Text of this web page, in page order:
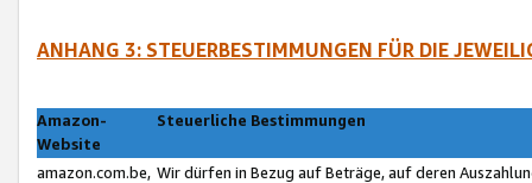
ANHANG 3: STEUERBESTIMMUNGEN FÜR DIE
Amazon-
Website
Steuerliche Bestimmungen
amazon.com.be, Wir dürfen in Bezug auf Beträge, auf deren